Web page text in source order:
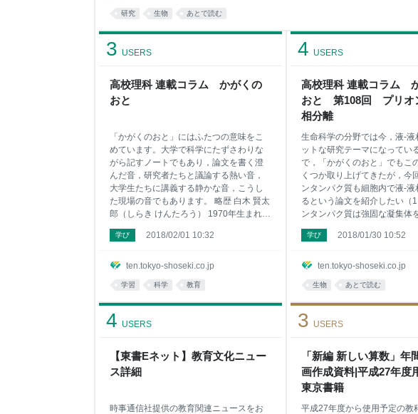
研究 生物 あとで読む
高校理科 連載コラム かがくの
おと
3 USERS
ten.tokyo-shoseki.co.jp
「かがくのおと」にはふたつの意味をこ
めています。大学で科学にたずさわりな
がら記すノートでもあり，論文を書く澄
んだ音，研究者たちと議論する熱い音，
大学生たちに講義する静かな音，こうし
た現場の音でもあります。 略歴 白木 賢太
郎（しらき けんたろう） 1970年生まれ
現職：筑波大学数理物質系物理工学域
教授 最終学歴：大阪大学大学院理学研究
博士。 略歴：日本学術振興会特別研究
陸先端科学技術大学院大学助手，筑波大
学大学院数理物質科学研究科准教授を経
て，2016年12月から現職。 研究テーマ：
タンパク質のテクノロジー
学び 2018/02/01 10:32
学習 科学 教育
高校理科 連載コラム
おと 第108回 プリオ
相分離
4 USERS
ten.tokyo-shoseki.co.jp
生命科学の分野では今，液-液
ットな研究テーマになってい
で，「かがくのおと」でもこ
くつか取り上げてきたが，今
ンタンパク質も細胞内で液-液
るという論文を紹介したい（
ンタンパク質は強固な凝集体
感染因子になることが知られ
このたび，ストレスに応じて
のために，この危険なタンパ
リオンとは プリオンとは，タ
らなる感染因子のことをいう
RNAに書かれた「情報」を持
する性質は生物学の常識に反
ではメカニズムまでよくわか
プリオンタンパク質は，２種
造を形成できる特徴がある。
異常型の構造を持ったプリオ
質が，正常な構造のプリオン
学び 2018/01/30 10:52
生物 あとで読む
【東書Eネット】教育文化ニュー
ス詳細
4 USERS
時事通信社提供の教育関連ニュースをお
「新編 新しい算数」年
画作成資料|平成27年度
東京書籍
3 USERS
平成27年度から使用予定の教